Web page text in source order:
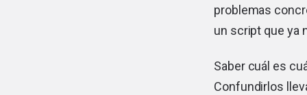
problemas
un script que ya
Saber cuál es
Confundirlos